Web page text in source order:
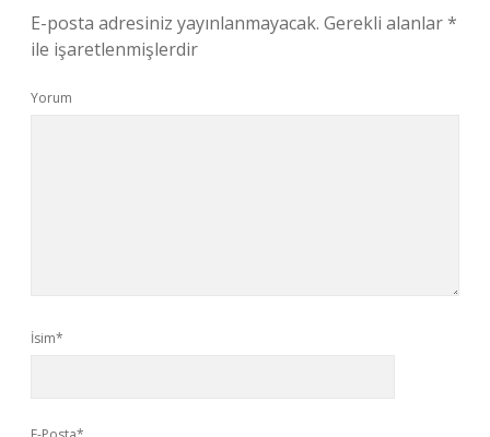
E-posta adresiniz yayınlanmayacak. Gerekli alanlar*
ile işaretlenmişlerdir
Yorum
İsim*